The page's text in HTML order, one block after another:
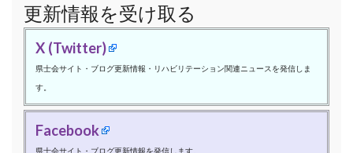
更新情報を受け取る
X (Twitter)
県士会サイト・ブログ更新情報・リハビリテーション関連ニュースを発信しま
す。
Facebook
県士会サイト・ブログ更新情報を発信します。